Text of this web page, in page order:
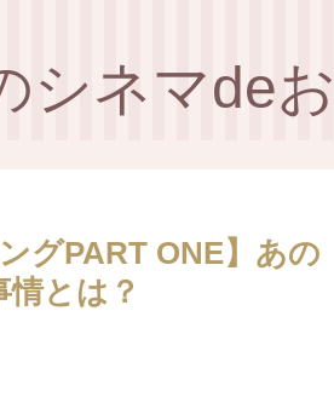
シネマde
グPART ONE】あの
とは？